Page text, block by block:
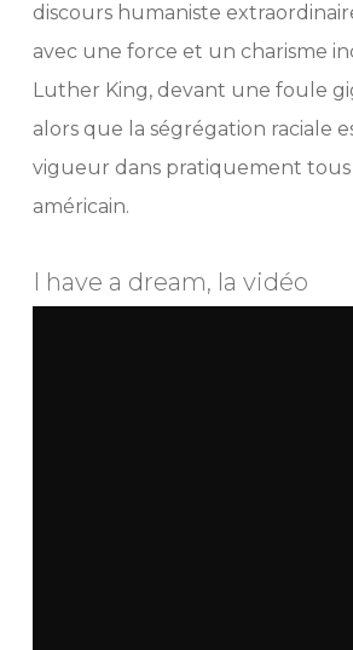
discours humaniste
avec une force et un charisme
Luther King, devant une foule
alors que la ségrégation raciale
vigueur dans pratiquement tous
américain.
I have a dream, la vidéo